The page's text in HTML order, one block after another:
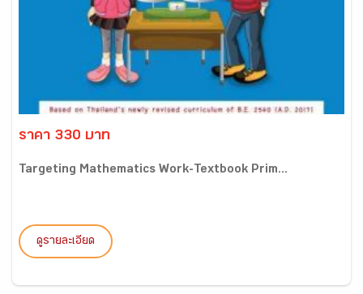
ราคา 330 บาท
Targeting Mathematics Work-Textbook Prim...
ดูรายละเอียด